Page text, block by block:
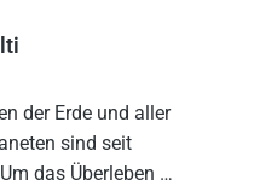
der Erde und aller
sind seit
das Überleben zu